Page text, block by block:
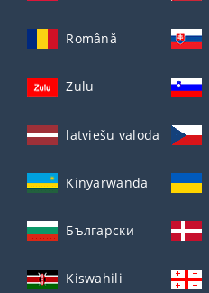
Română
Zulu
latviešu valoda
Kinyarwanda
Български
Kiswahili